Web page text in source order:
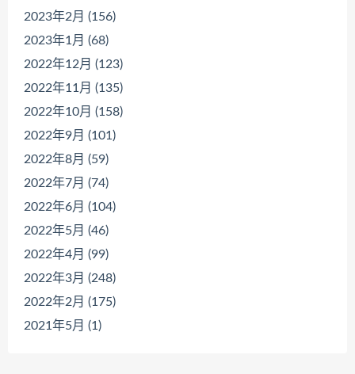
2023年2月 (156)
2023年1月 (68)
2022年12月 (123)
2022年11月 (135)
2022年10月 (158)
2022年9月 (101)
2022年8月 (59)
2022年7月 (74)
2022年6月 (104)
2022年5月 (46)
2022年4月 (99)
2022年3月 (248)
2022年2月 (175)
2021年5月 (1)